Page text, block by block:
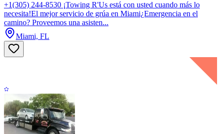
+1(305) 244-8530 ¡Towing R'Us está con usted cuando más lo
necesita!El mejor servicio de grúa en Miami¿Emergencia en el
camino? Proveemos una asisten...
Miami, FL